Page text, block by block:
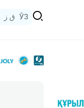
ق ز ЎЗ